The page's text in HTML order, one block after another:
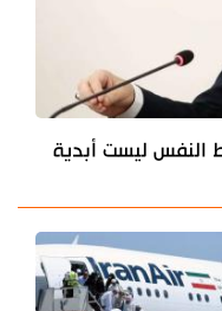
النفس ليست أبدية